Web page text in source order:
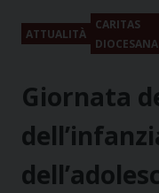
ATTUALITÀ
CARITAS
DIOCESANA
Giornata